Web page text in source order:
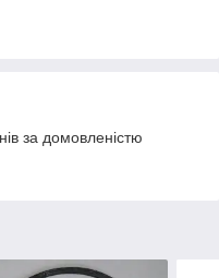
за домовленістю